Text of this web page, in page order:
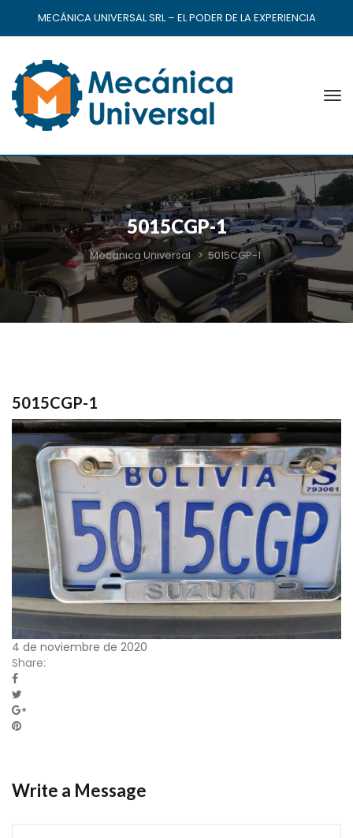
MECÁNICA UNIVERSAL SRL – EL PODER DE LA EXPERIENCIA
5015CGP-1
Mecanica Universal > 5015CGP-1
5015CGP-1
4 de noviembre de 2020
Share:
Write a Message